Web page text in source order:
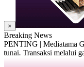
×
Breaking News
PENTING | Mediatama
tunai. Transaksi melalui